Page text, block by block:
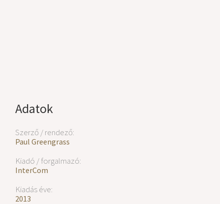
Adatok
Szerző / rendező:
Paul Greengrass
Kiadó / forgalmazó:
InterCom
Kiadás éve:
2013